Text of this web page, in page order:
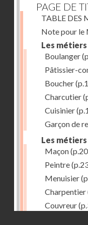
PAGE DE
TABLE DES
Note pour le
Les
Boulanger
Pâtissier-
Boucher
Charcutier
Cuisinier
Garçon de
Les
Maçon
Peintre
Menuisier
Charpentier
Couvreur